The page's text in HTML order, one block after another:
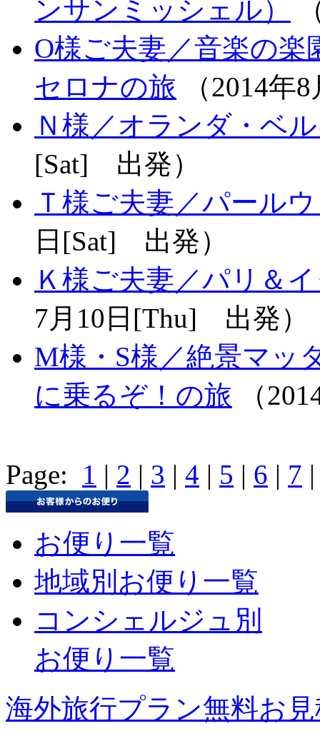
ンサンミッシェル）
O様ご夫妻／音楽の
セロナの旅 （2014年
Ｎ様／オランダ・ベ
[Sat] 出発）
Ｔ様ご夫妻／パール
日[Sat] 出発）
Ｋ様ご夫妻／パリ＆
7月10日[Thu] 出発）
M様・S様／絶景マッ
に乗るぞ！の旅 （
Page: 1 | 2 | 3 | 4 | 5 | 6 | 7
お便り一覧
地域別お便り一覧
コンシェルジュ別
お便り一覧
海外旅行プラン無料お